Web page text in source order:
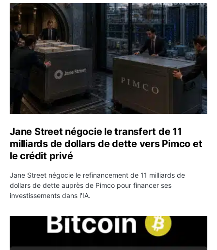
Jane Street négocie le transfert de 11 milliards de
Jane Street négocie le transfert de 11
milliards de dollars de dette vers Pimco et
le crédit privé
Jane Street négocie le refinancement de 11 milliards de
dollars de dette auprès de Pimco pour financer ses
investissements dans l'IA.
Bitcoin stagne à 64 000 dollars pendant que les